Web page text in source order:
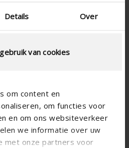
Details Over
van cookies
om content en
om functies voor
en om ons websiteverkeer
we informatie over uw
met onze partners voor
17
150
-